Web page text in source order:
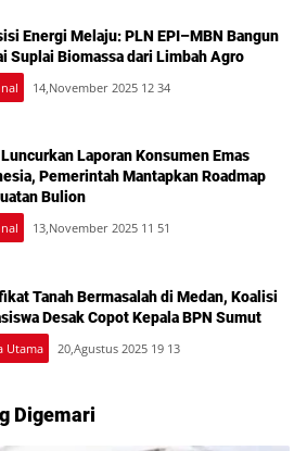
Energi Melaju: PLN EPI–MBN Bangun
Suplai Biomassa dari Limbah Agro
14,November 2025 12 34
Luncurkan Laporan Konsumen Emas
Pemerintah Mantapkan Roadmap
Bulion
13,November 2025 11 51
Tanah Bermasalah di Medan, Koalisi
Desak Copot Kepala BPN Sumut
Utama 20,Agustus 2025 19 13
Digemari